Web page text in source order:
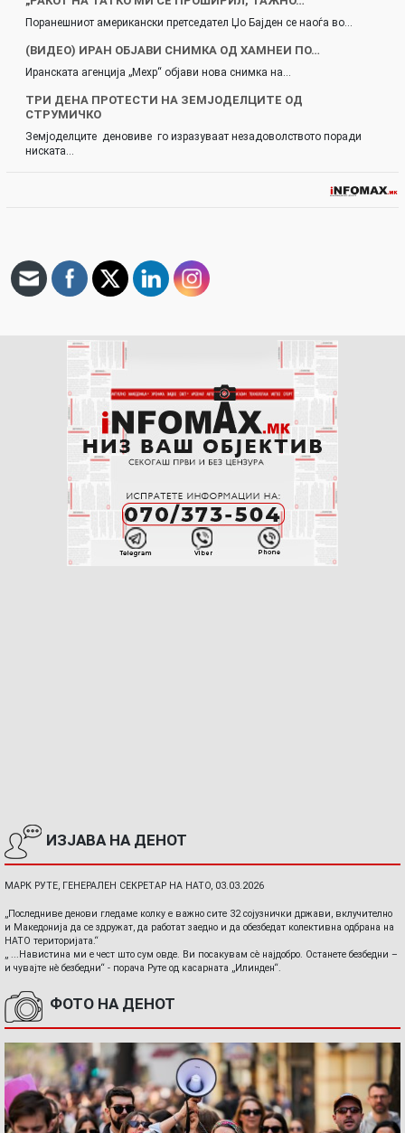
Поранешниот американски претседател Џо Бајден се наоѓа во…
(ВИДЕО) ИРАН ОБЈАВИ СНИМКА ОД ХАМНЕИ ПО…
Иранската агенција „Мехр“ објави нова снимка на…
ТРИ ДЕНА ПРОТЕСТИ НА ЗЕМЈОДЕЛЦИТЕ ОД
СТРУМИЧКО
Земјоделците деновиве го изразуваат незадоволството поради
ниската…
ИЗЈАВА НА ДЕНОТ
МАРК РУТЕ, ГЕНЕРАЛЕН СЕКРЕТАР НА НАТО, 03.03.2026
„Последниве денови гледаме колку е важно сите 32 сојузнички држави, вклучително
и Македонија да се здружат, да работат заедно и да обезбедат колективна одбрана на
НАТО територијата.“
„ ...Навистина ми е чест што сум овде. Ви посакувам сè најдобро. Останете безбедни –
и чувајте нè безбедни“ - порача Руте од касарната „Илинден“.
ФОТО НА ДЕНОТ